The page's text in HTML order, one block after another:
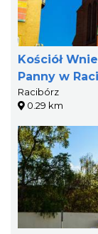
Kościół
Panny w
Racibórz
0.29 km